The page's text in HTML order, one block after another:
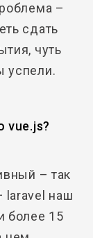
–
сдать
чуть
успели.
vue.js?
– так
laravel наш
более 15